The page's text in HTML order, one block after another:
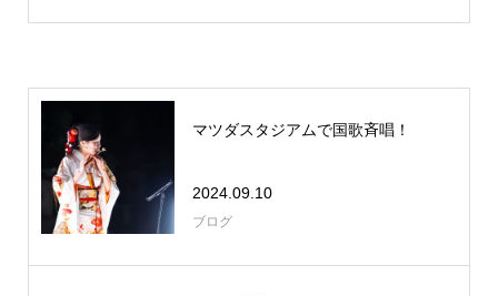
マツダスタジアムで国歌斉唱！
2024.09.10
ブログ